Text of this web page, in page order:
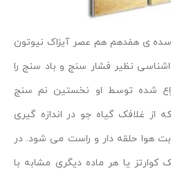
سده ی هفدهم هم عصر آیزاک نیوتون
نظیر فشار سنج و باد سنج را
شده توسط او نخستین نم سنج
غلافک گیاه جو در اندازه گیری
هوا حلقه دار و راست می شود. در
کوارتز یا هر ماده دیگری مشابه با